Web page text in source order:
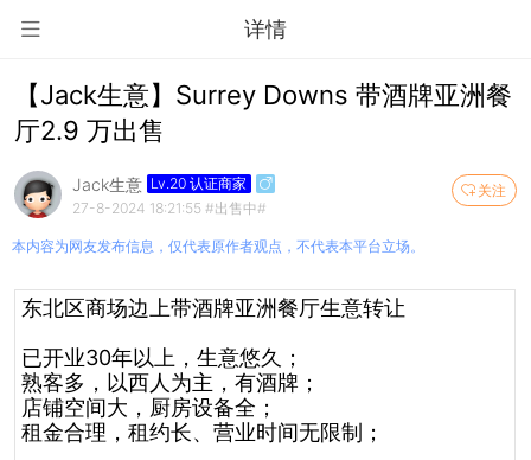
详情
【Jack生意】Surrey Downs 带酒牌亚洲餐
厅2.9 万出售
关注
Jack生意 Lv.20 认证商家
27-8-2024 18:21:55 #出售中#
本内容为网友发布信息，仅代表原作者观点，不代表本平台立场。
东北区商场边上带酒牌亚洲餐厅生意转让
已开业30年以上，生意悠久；
熟客多，以西人为主，有酒牌；
店铺空间大，厨房设备全；
租金合理，租约长、营业时间无限制；